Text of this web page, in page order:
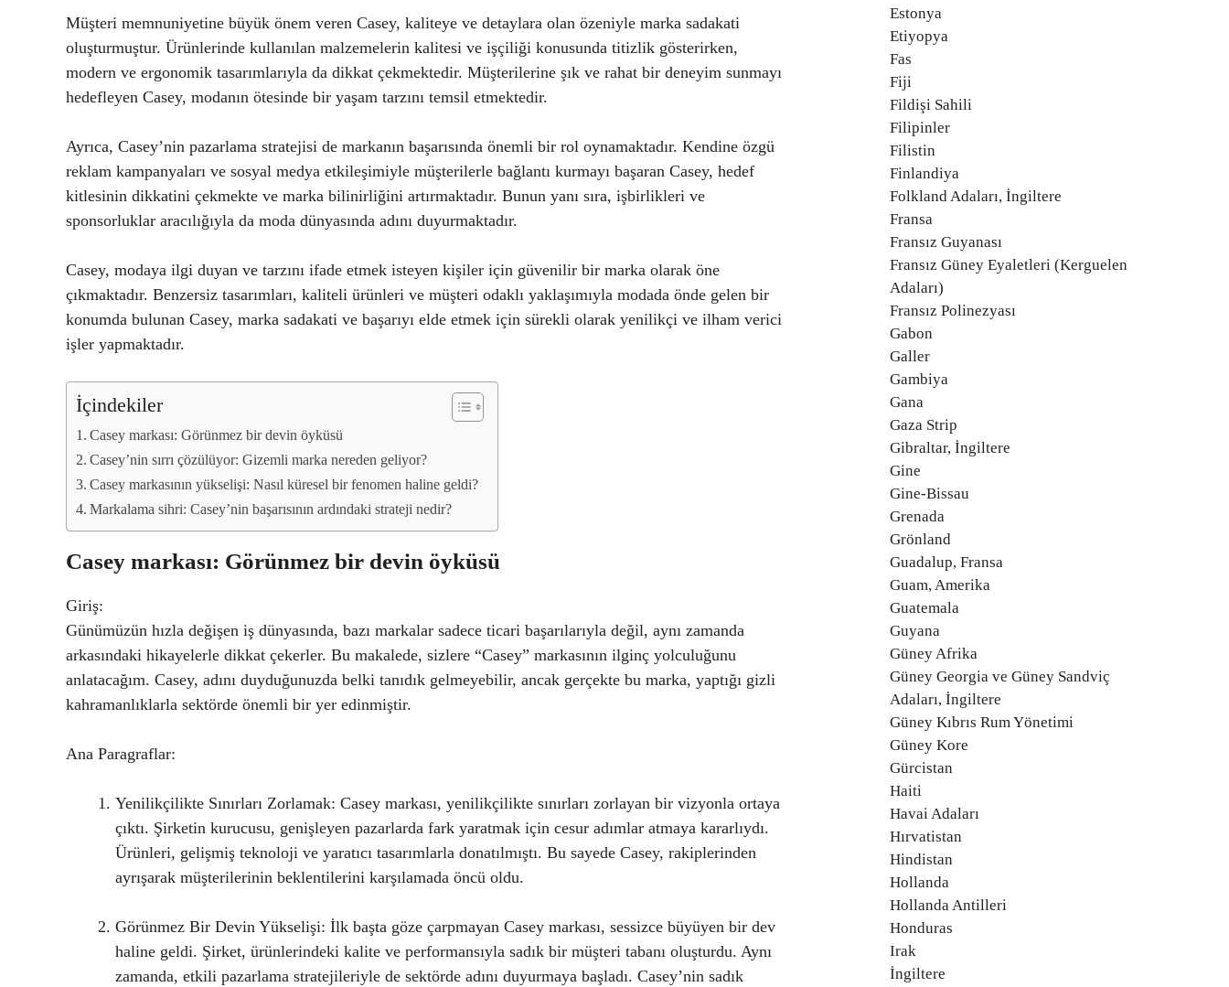
Müşteri memnuniyetine büyük önem veren Casey, kaliteye ve detaylara olan özeniyle marka sadakati
oluşturmuştur. Ürünlerinde kullanılan malzemelerin kalitesi ve işçiliği konusunda titizlik gösterirken,
modern ve ergonomik tasarımlarıyla da dikkat çekmektedir. Müşterilerine şık ve rahat bir deneyim sunmayı
hedefleyen Casey, modanın ötesinde bir yaşam tarzını temsil etmektedir.
Ayrıca, Casey’nin pazarlama stratejisi de markanın başarısında önemli bir rol oynamaktadır. Kendine özgü
reklam kampanyaları ve sosyal medya etkileşimiyle müşterilerle bağlantı kurmayı başaran Casey, hedef
kitlesinin dikkatini çekmekte ve marka bilinirliğini artırmaktadır. Bunun yanı sıra, işbirlikleri ve
sponsorluklar aracılığıyla da moda dünyasında adını duyurmaktadır.
Casey, modaya ilgi duyan ve tarzını ifade etmek isteyen kişiler için güvenilir bir marka olarak öne
çıkmaktadır. Benzersiz tasarımları, kaliteli ürünleri ve müşteri odaklı yaklaşımıyla modada önde gelen bir
konumda bulunan Casey, marka sadakati ve başarıyı elde etmek için sürekli olarak yenilikçi ve ilham verici
işler yapmaktadır.
İçindekiler
Casey markası: Görünmez bir devin öyküsü
Casey’nin sırrı çözülüyor: Gizemli marka nereden geliyor?
Casey markasının yükselişi: Nasıl küresel bir fenomen haline geldi?
Markalama sihri: Casey’nin başarısının ardındaki strateji nedir?
Casey markası: Görünmez bir devin öyküsü
Giriş:
Günümüzün hızla değişen iş dünyasında, bazı markalar sadece ticari başarılarıyla değil, aynı zamanda
arkasındaki hikayelerle dikkat çekerler. Bu makalede, sizlere “Casey” markasının ilginç yolculuğunu
anlatacağım. Casey, adını duyduğunuzda belki tanıdık gelmeyebilir, ancak gerçekte bu marka, yaptığı gizli
kahramanlıklarla sektörde önemli bir yer edinmiştir.
Ana Paragraflar:
Yenilikçilikte Sınırları Zorlamak: Casey markası, yenilikçilikte sınırları zorlayan bir vizyonla ortaya
çıktı. Şirketin kurucusu, genişleyen pazarlarda fark yaratmak için cesur adımlar atmaya kararlıydı.
Ürünleri, gelişmiş teknoloji ve yaratıcı tasarımlarla donatılmıştı. Bu sayede Casey, rakiplerinden
ayrışarak müşterilerinin beklentilerini karşılamada öncü oldu.
Görünmez Bir Devin Yükselişi: İlk başta göze çarpmayan Casey markası, sessizce büyüyen bir dev
haline geldi. Şirket, ürünlerindeki kalite ve performansıyla sadık bir müşteri tabanı oluşturdu. Aynı
zamanda, etkili pazarlama stratejileriyle de sektörde adını duyurmaya başladı. Casey’nin sadık
Estonya
Etiyopya
Fas
Fiji
Fildişi Sahili
Filipinler
Filistin
Finlandiya
Folkland Adaları, İngiltere
Fransa
Fransız Guyanası
Fransız Güney Eyaletleri (Kerguelen
Adaları)
Fransız Polinezyası
Gabon
Galler
Gambiya
Gana
Gaza Strip
Gibraltar, İngiltere
Gine
Gine-Bissau
Grenada
Grönland
Guadalup, Fransa
Guam, Amerika
Guatemala
Guyana
Güney Afrika
Güney Georgia ve Güney Sandviç
Adaları, İngiltere
Güney Kıbrıs Rum Yönetimi
Güney Kore
Gürcistan
Haiti
Havai Adaları
Hırvatistan
Hindistan
Hollanda
Hollanda Antilleri
Honduras
Irak
İngiltere